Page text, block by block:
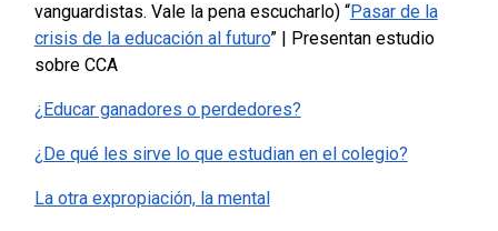
vanguardistas. Vale la pena escucharlo) “Pasar de la
crisis de la educación al futuro” | Presentan estudio
sobre CCA
¿Educar ganadores o perdedores?
¿De qué les sirve lo que estudian en el colegio?
La otra expropiación, la mental